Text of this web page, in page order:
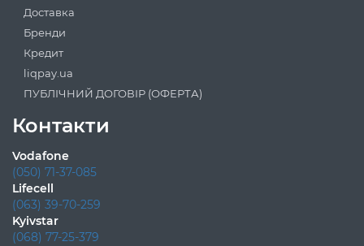
Доставка
Бренди
Кредит
liqpay.ua
ПУБЛІЧНИЙ ДОГОВІР (ОФЕРТА)
Контакти
Vodafone
(050) 71-37-085
Lifecell
(063) 39-70-259
Kyivstar
(068) 77-25-379